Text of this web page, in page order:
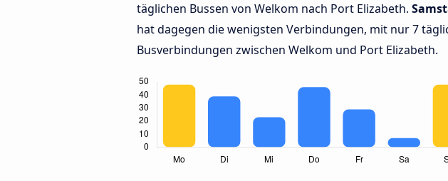
täglichen Bussen von Welkom nach Port Elizabeth.
hat dagegen die wenigsten Verbindungen, mit nur 7
Busverbindungen zwischen Welkom und Port Elizabeth.